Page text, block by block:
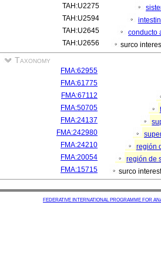
TAH:U2275
TAH:U2594
TAH:U2645
conducto
TAH:U2656
surco
Taxonomy
FMA:62955
FMA:61775
FMA:67112
FMA:50705
FMA:24137
FMA:242980
FMA:24210
región
FMA:20054
región de
FMA:15715
surco
FEDERATIVE INTERNATIONAL PROGRAMME FOR